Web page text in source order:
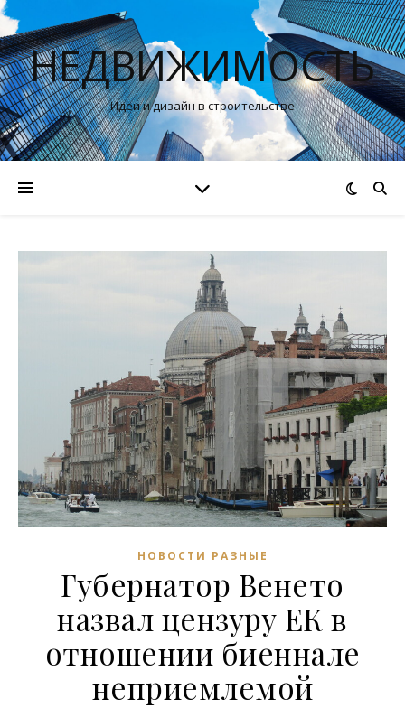
НЕДВИЖИМОСТЬ
Идеи и дизайн в строительстве
НОВОСТИ РАЗНЫЕ
Губернатор Венето
назвал цензуру ЕК в
отношении биеннале
неприемлемой